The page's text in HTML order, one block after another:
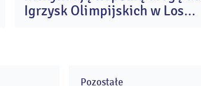
Igrzysk Olimpijskich w Los
Pozostałe